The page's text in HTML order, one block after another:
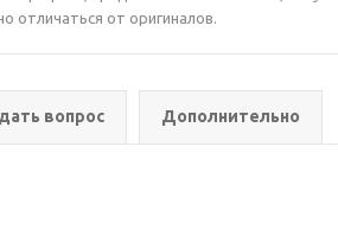
отличаться от оригиналов.
вопрос Дополнительно